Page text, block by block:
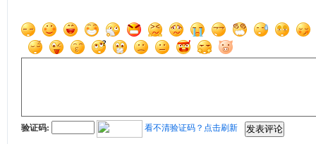
验证码: 看不清验证码？点击刷新